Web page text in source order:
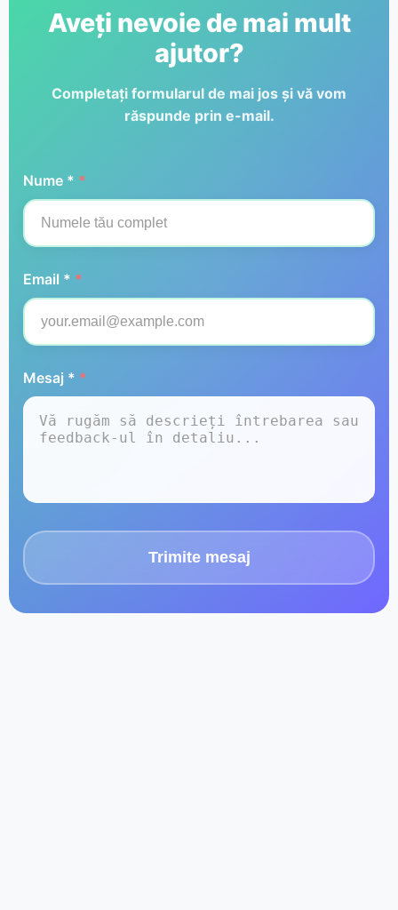
Aveți nevoie de mai mult
ajutor?
Completați formularul de mai jos și vă vom
răspunde prin e-mail.
Nume * *
Email * *
Mesaj * *
Trimite mesaj